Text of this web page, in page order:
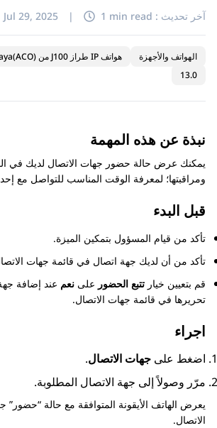
آخر تحديث : Jul 29, 2025 | 1 min read
الهواتف والأجهزة هواتف IP طراز J100 من Avaya(ACO)
13.0
نبذة عن هذه المهمة
يمكنك عرض حالة حضور جهات الاتصال لديك في
ومراقبتها؛ لمعرفة الوقت المناسب للتواصل مع
قبل البدء
تأكد من قيام المسؤول بتمكين الميزة.
تأكد من أن لديك جهة اتصال في قائمة جهات
قم بتعيين خيار تتبع الحضور على نعم عند إضافة
تحريرها في قائمة جهات الاتصال.
اجراء
اضغط على جهات الاتصال.
مرّر وصولاً إلى جهة الاتصال المطلوبة.
يعرض الهاتف الأيقونة المتوافقة مع حالة “حضور”
الاتصال.